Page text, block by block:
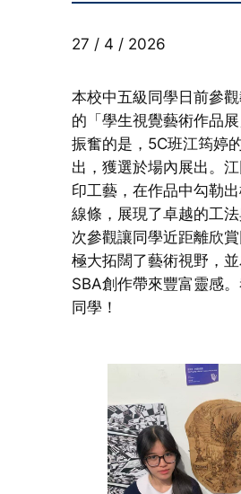
Honor Roll
27 / 4 / 2026
本校中五級同學日前參
的「學生視覺藝術作品
振奮的是，5C班江筠婷
出，獲選於場內展出。
印工藝，在作品中勾勒
線條，展現了卓越的工
次參觀讓同學近距離欣賞
極大拓闊了藝術視野，
SBA創作帶來豐富靈感
同學！